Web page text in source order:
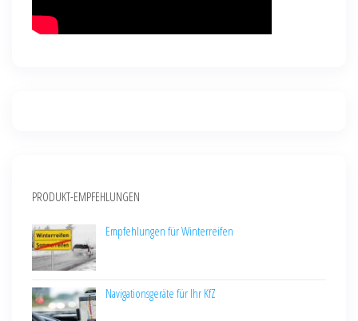
PRODUKT-EMPFEHLUNGEN
Empfehlungen für Winterreifen
Navigationsgeräte für Ihr KfZ